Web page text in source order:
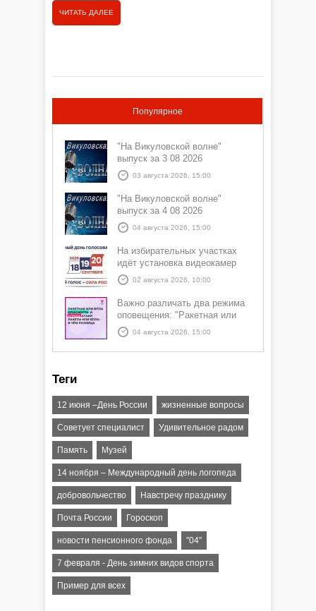
ЧИТАТЬ ДАЛЕЕ
Популярное
"На Викуловской волне"
выпуск за 3 08 2026
03 августа 2026, 15:00
"На Викуловской волне"
выпуск за 4 08 2026
04 августа 2026, 15:00
На избирательных участках
идёт установка видеокамер
02 августа 2026, 10:00
Важно различать два режима
оповещения: "Ракетная или
БПЛА опасность" и "Угроза
атаки ракеты или БПЛА"
04 августа 2026, 15:00
Теги
12 июня –День России жизненные вопросы
Советует специалист Удивительное радом
Память Музей
14 ноября – Международный день логопеда
добровольчество Навстречу празднику
Почта России Гороскоп
новости пенсионного фонда "04"
7 февраля - День зимних видов спорта
Пример для всех